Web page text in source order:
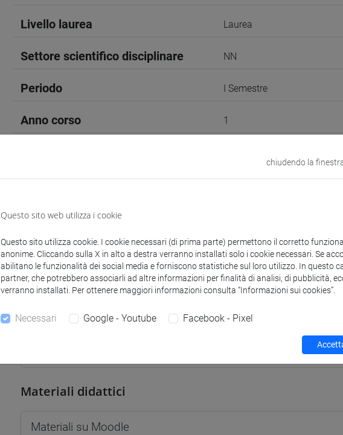
Livello laurea Laurea
Settore scientifico disciplinare NN
Periodo I Semestre
Anno corso 1
Spazio Moodle
Docenti e corsi di laurea Programma
Docenti
Materiali didattici
Materiali su Moodle
chiudendo la
Questo sito web utilizza i cookie
Questo sito utilizza cookie. I cookie necessari (di prima parte) permettono il corretto
anonime. Cliccando sulla X in alto a destra verranno installati solo i cookie necessari. Se
abilitano le funzionalità dei social media e forniscono statistiche sul loro utilizzo. In questo
partner, che potrebbero associarli ad altre informazioni per finalità di analisi, di pubblicità,
verranno installati. Per ottenere maggiori informazioni consulta “Informazioni sui cookies”.
Necessari Google - Youtube Facebook - Pixel